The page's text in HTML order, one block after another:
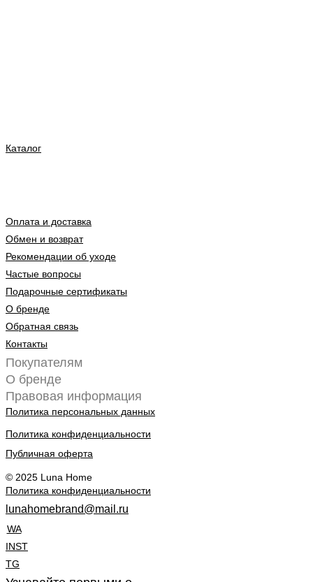
Каталог
Оплата и доставка
Обмен и возврат
Рекомендации об уходе
Частые вопросы
Подарочные сертификаты
О бренде
Обратная связь
Контакты
Покупателям
О бренде
Правовая информация
Политика персональных данных
Политика конфиденциальности
Публичная оферта
© 2025 Luna Home
Политика конфиденциальности
lunahomebrand@mail.ru
WA
INST
TG